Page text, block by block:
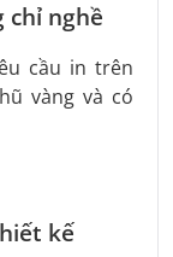
chỉ nghề
cầu in trên
vàng và có
kế